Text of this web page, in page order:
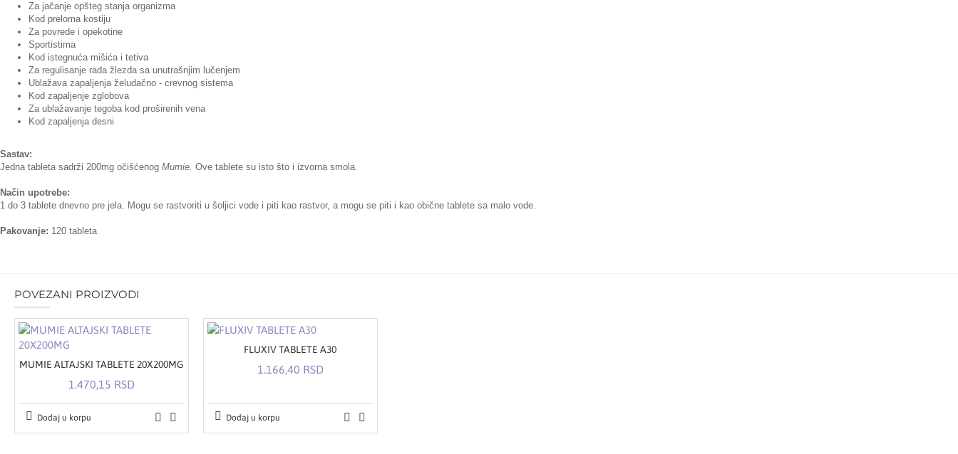
Za jačanje opšteg stanja organizma
Kod preloma kostiju
Za povrede i opekotine
Sportistima
Kod istegnuća mišića i tetiva
Za regulisanje rada žlezda sa unutrašnjim lučenjem
Ublažava zapaljenja želudačno - crevnog sistema
Kod zapaljenje zglobova
Za ublažavanje tegoba kod proširenih vena
Kod zapaljenja desni
Sastav:
Jedna tableta sadrži 200mg očišćenog Mumie. Ove tablete su isto što i izvorna smola.
Način upotrebe:
1 do 3 tablete dnevno pre jela. Mogu se rastvoriti u šoljici vode i piti kao rastvor, a mogu se piti i kao obične tablete sa malo vode.
Pakovanje: 120 tableta
POVEZANI PROIZVODI
MUMIE ALTAJSKI TABLETE 20X200MG
1.470,15 RSD
Dodaj u korpu
FLUXIV TABLETE A30
1.166,40 RSD
Dodaj u korpu